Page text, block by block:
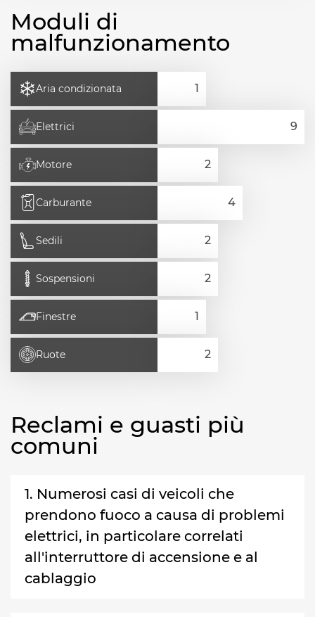
Moduli di
malfunzionamento
Aria condizionata
Elettrici
Motore
Carburante
Sedili
Sospensioni
Finestre
Ruote
Reclami e guasti più
comuni
1. Numerosi casi di veicoli che
prendono fuoco a causa di problemi
elettrici, in particolare correlati
all'interruttore di accensione e al
cablaggio